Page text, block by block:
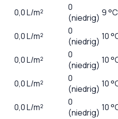
0,0L/m²
0
(niedrig) 9 °C
0,0L/m²
0
(niedrig) 10
0,0L/m²
0
(niedrig) 10
0,0L/m²
0
(niedrig) 10
0,0L/m²
0
(niedrig) 10